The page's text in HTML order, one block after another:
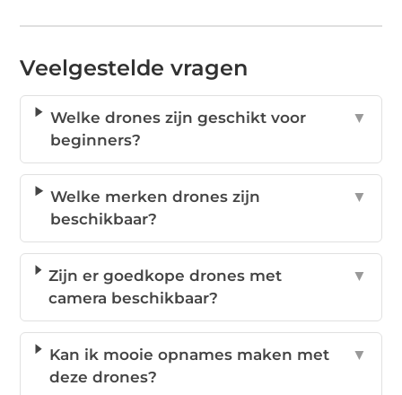
Veelgestelde vragen
Welke drones zijn geschikt voor
beginners?
▼
Welke merken drones zijn
beschikbaar?
▼
Zijn er goedkope drones met
camera beschikbaar?
▼
Kan ik mooie opnames maken met
deze drones?
▼